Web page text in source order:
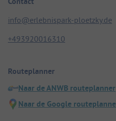
info@erlebnispark-ploetzky.de
+493920016310
Routeplanner
Naar de ANWB routeplanner
Naar de Google